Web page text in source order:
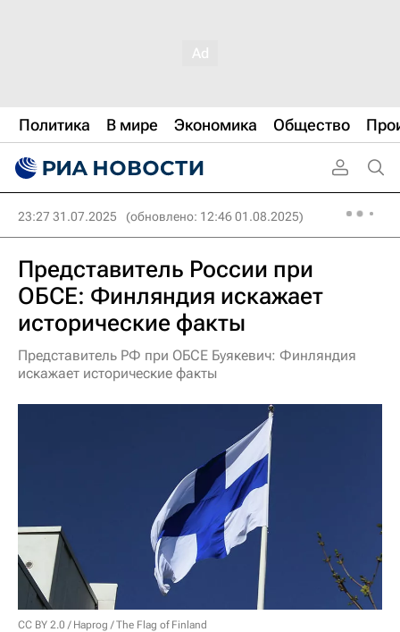
Политика В мире Экономика Общество
23:27 31.07.2025 (обновлено: 12:46 01.08.2025)
Представитель России при
ОБСЕ: Финляндия искажает
исторические факты
Представитель РФ при ОБСЕ Буякевич: Финляндия
искажает исторические факты
CC BY 2.0 / Haprog /The Flag of Finland